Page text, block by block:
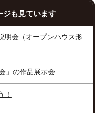
ジも見ています
明会（オープンハウス形
」の作品展示会
！